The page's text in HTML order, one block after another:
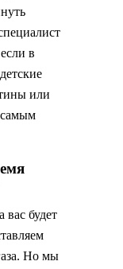
в
или
будет
Но мы